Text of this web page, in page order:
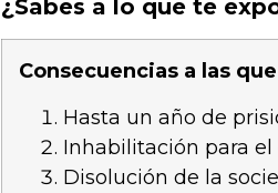
¿Sabes a lo que te
Consecuencias a las
Hasta un año de
Inhabilitación para
Disolución de la